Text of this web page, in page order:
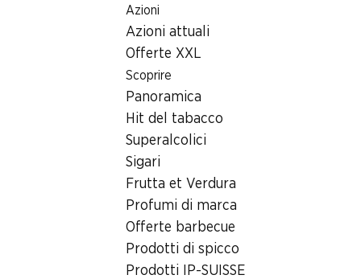
Azioni
Azioni attuali
Offerte XXL
Scoprire
Panoramica
Hit del tabacco
Superalcolici
Sigari
Frutta et Verdura
Profumi di marca
Offerte barbecue
Prodotti di spicco
Prodotti IP-SUISSE
Ricerca di filiale
Filiale Denner Schmiedweg 3, 3013 Bern
3013 Bern
Schmiedweg 3, 3013 Bern